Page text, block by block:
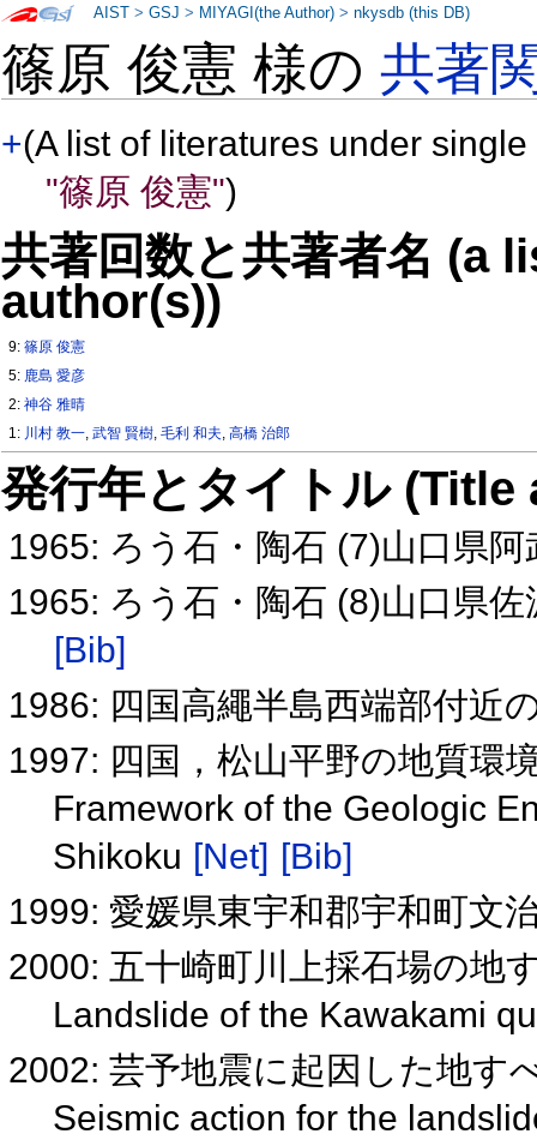
篠原 俊憲 様の共著
+(A list of literatures under
"篠原 俊憲")
共著回数と共著者名 (a
author(s))
9:篠原 俊憲
5: 鹿島 愛彦
2:神谷 雅晴
1: 川村 教一,武智 賢樹,毛利 和夫,高橋 治郎
発行年とタイトル
1965: ろう石・陶石 (7)山口県
1965: ろう石・陶石 (8)山口県
[Bib]
1986: 四国高繩半島西端部付近
1997: 四国，松山平野の地質環
Framework of the Geologic
Shikoku [Net] [Bib]
1999: 愛媛県東宇和郡宇和町文
2000: 五十崎町川上採石場の地
Landslide of the Kawakami
2002: 芸予地震に起因した地す
Seismic action for the
AIST >GSJ > MIYAGI(the Author) >nkysdb (this DB)